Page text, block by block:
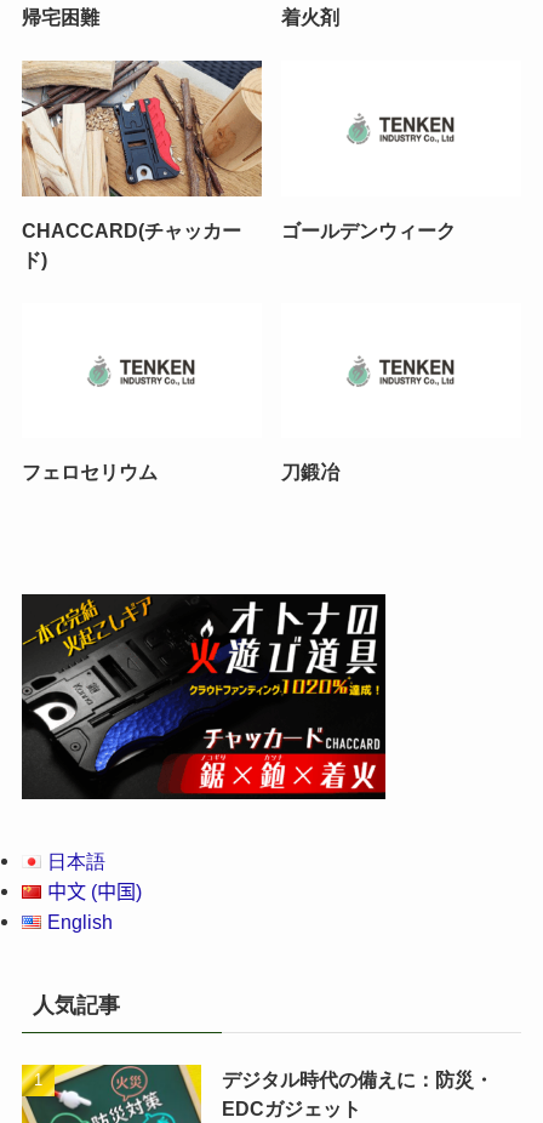
帰宅困難 着火剤
CHACCARD(チャッカー
ド)
ゴールデンウィーク
フェロセリウム 刀鍛冶
日本語
中文 (中国)
English
人気記事
デジタル時代の備えに：防災・
EDCガジェット